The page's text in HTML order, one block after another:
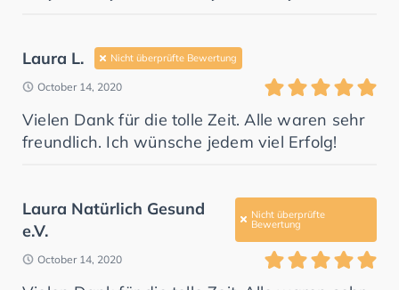
Laura L. Nicht überprüfte Bewertung
October 14, 2020
Vielen Dank für die tolle Zeit. Alle waren sehr
freundlich. Ich wünsche jedem viel Erfolg!
Laura Natürlich Gesund
e.V.
Nicht überprüfte
Bewertung
October 14, 2020